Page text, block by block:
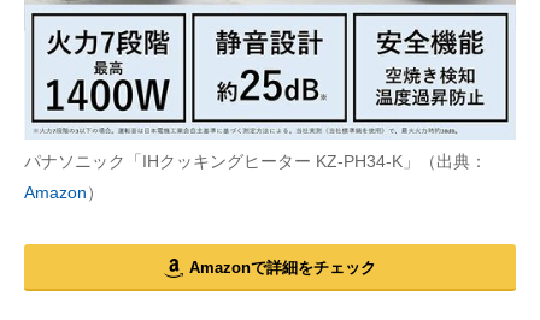
パナソニック「IHクッキングヒーター KZ-PH34-K」（出典：
Amazon）
Amazonで詳細をチェック